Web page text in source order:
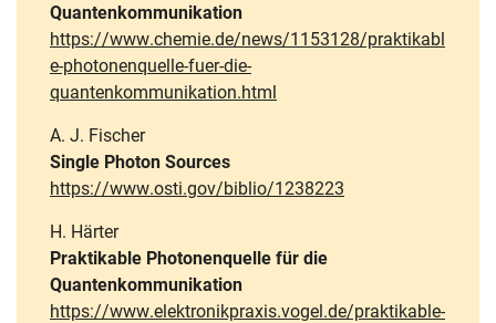
Quantenkommunikation
https://www.chemie.de/news/1153128/praktikabl
e-photonenquelle-fuer-die-
quantenkommunikation.html
A. J. Fischer
Single Photon Sources
https://www.osti.gov/biblio/1238223
H. Härter
Praktikable Photonenquelle für die
Quantenkommunikation
https://www.elektronikpraxis.vogel.de/praktikable-